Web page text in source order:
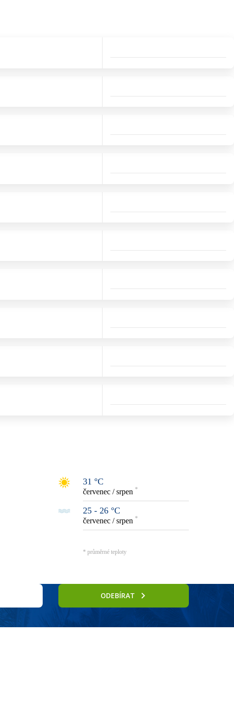
31 °C
červenec / srpen *
25 - 26 °C
červenec / srpen *
* průměrné teploty
ODEBÍRAT